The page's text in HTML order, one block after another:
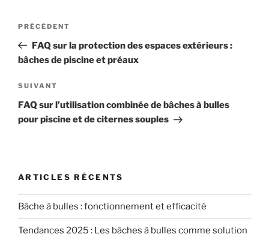
Navigation
l’article
Article
précédent
PRÉCÉDENT
FAQ sur la protection des espaces extérieurs :
bâches de piscine et préaux
Article
suivant
SUIVANT
FAQ sur l’utilisation combinée de bâches à bulles
pour piscine et de citernes souples
ARTICLES RÉCENTS
Bâche à bulles : fonctionnement et efficacité
Tendances 2025 : Les bâches à bulles comme solution